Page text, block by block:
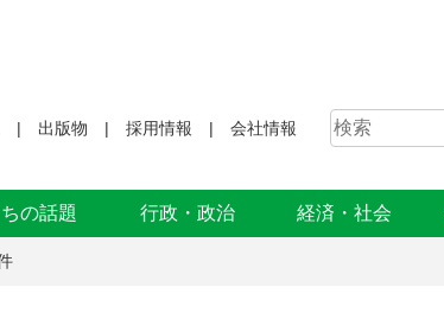
出版物 採用情報 会社情報
ちの話題 行政・政治 経済・社会